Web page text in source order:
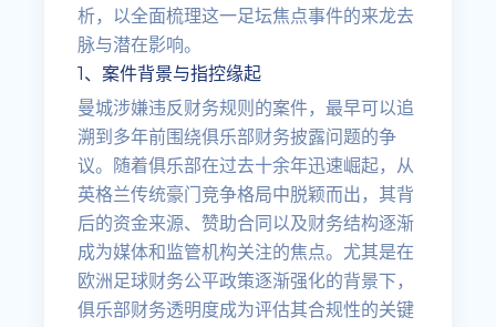
析，以全面梳理这一足坛焦点事件的来龙去
脉与潜在影响。
1、案件背景与指控缘起
曼城涉嫌违反财务规则的案件，最早可以追
溯到多年前围绕俱乐部财务披露问题的争
议。随着俱乐部在过去十余年迅速崛起，从
英格兰传统豪门竞争格局中脱颖而出，其背
后的资金来源、赞助合同以及财务结构逐渐
成为媒体和监管机构关注的焦点。尤其是在
欧洲足球财务公平政策逐渐强化的背景下，
俱乐部财务透明度成为评估其合规性的关键